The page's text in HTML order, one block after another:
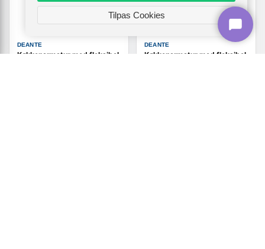
DEANTE
Køkkenarmatur med fleksibel
DEANTE
Køkkenarmatur med fleksibel
Tilpas Cookies